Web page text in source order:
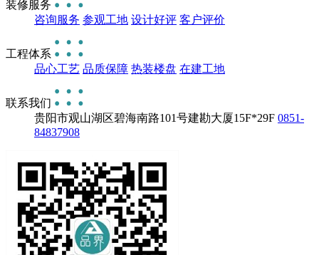
装修服务
咨询服务 参观工地 设计好评 客户评价
工程体系
品心工艺 品质保障 热装楼盘 在建工地
联系我们
贵阳市观山湖区碧海南路101号建勘大厦15F*29F 0851-
84837908